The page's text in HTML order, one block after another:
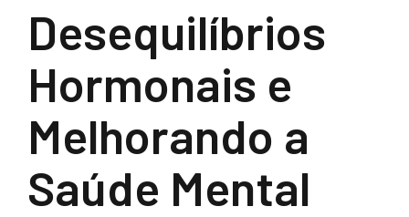
Desequilíbrios
Hormonais e
Melhorando a
Saúde Mental